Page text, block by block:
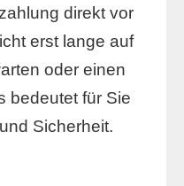
direkt vor
erst lange auf
oder einen
bedeutet für Sie
Sicherheit.